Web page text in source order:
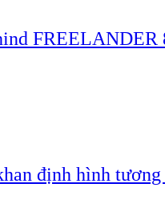
FREELANDER
định hình